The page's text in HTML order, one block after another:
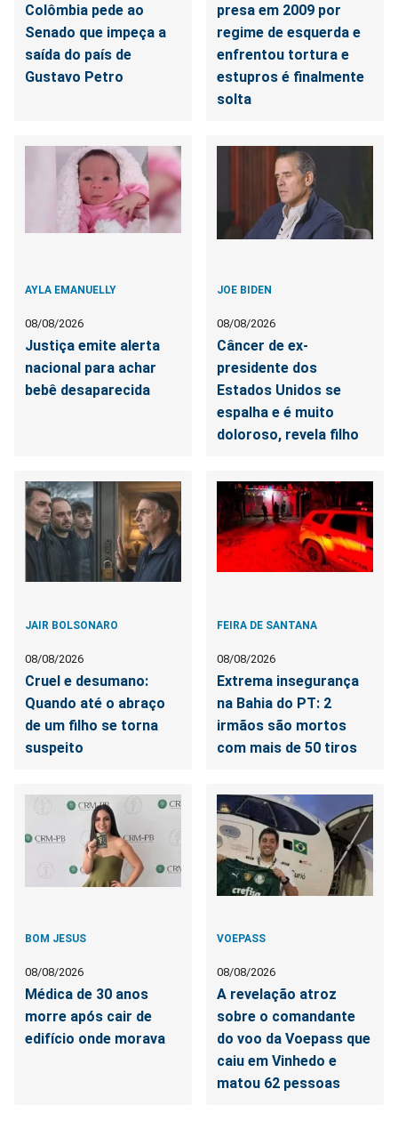
Colômbia pede ao
Senado que impeça a
saída do país de
Gustavo Petro
presa em 2009 por
regime de esquerda e
enfrentou tortura e
estupros é finalmente
solta
AYLA EMANUELLY
08/08/2026
Justiça emite alerta
nacional para achar
bebê desaparecida
JOE BIDEN
08/08/2026
Câncer de ex-
presidente dos
Estados Unidos se
espalha e é muito
doloroso, revela filho
JAIR BOLSONARO
08/08/2026
Cruel e desumano:
Quando até o abraço
de um filho se torna
suspeito
FEIRA DE SANTANA
08/08/2026
Extrema insegurança
na Bahia do PT: 2
irmãos são mortos
com mais de 50 tiros
BOM JESUS
08/08/2026
Médica de 30 anos
morre após cair de
edifício onde morava
VOEPASS
08/08/2026
A revelação atroz
sobre o comandante
do voo da Voepass que
caiu em Vinhedo e
matou 62 pessoas